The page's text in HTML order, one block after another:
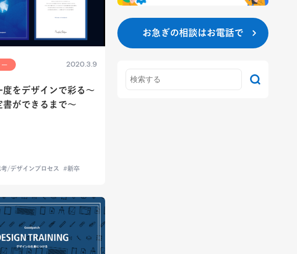
2020.3.9
度をデザインで彩る〜
書ができるまで〜
/デザインプロセス 新卒
お急ぎの相談はお電話で